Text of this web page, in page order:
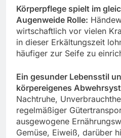
Körperpflege spielt im
Augenweide Rolle:
wirtschaftlich vor vielen
in dieser Erkältungszeit
häufiger zur Seife zu
Ein gesunder Lebensstil
körpereigenes
Nachtruhe,
regelmäßiger
ausgewogene
Gemüse, Eiweiß, darüber